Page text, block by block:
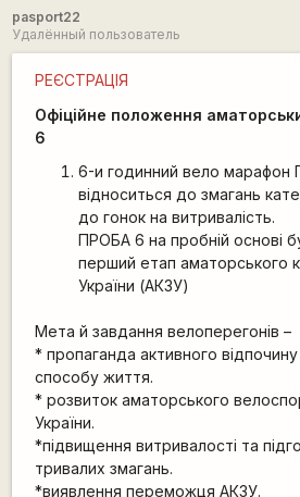
pasport22
Удалённый пользователь
РЕЄСТРАЦІЯ
Офіційне положення
6
6-и годинний вело марафон
відноситься до змагань
до гонок на витривалість.
ПРОБА 6 на пробній основі
перший етап аматорського
України (АКЗУ)
Мета й завдання велоперегонів –
* пропаганда активного
способу життя.
* розвиток аматорського
України.
*підвищення витривалості та
тривалих змагань.
*виявлення переможця АКЗУ.